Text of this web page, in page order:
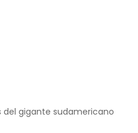
del gigante sudamericano